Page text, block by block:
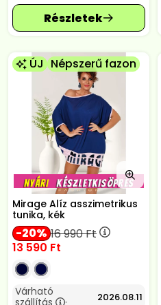
ÚJ Népszerű fazon
Mirage Alíz asszimetrikus
tunika, kék
20 16 990Ft
13 590 Ft
Várható
2026.08.11